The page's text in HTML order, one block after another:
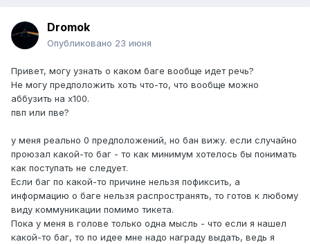
Dromok
Опубликовано 23 июня
Привет, могу узнать о каком баге вообще идет речь?
Не могу предположить хоть что-то, что вообще можно
аббузить на х100.
пвп или пве?
у меня реально 0 предположений, но бан вижу. если случайно
проюзал какой-то баг - то как минимум хотелось бы понимать
как поступать не следует.
Если баг по какой-то причине нельзя пофиксить, а
информацию о баге нельзя распространять, то готов к любому
виду коммуникации помимо тикета.
Пока у меня в голове только одна мысль - что если я нашел
какой-то баг, то по идее мне надо награду выдать, ведь я